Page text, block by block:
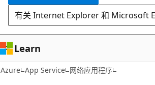
有关 Internet Explorer 和 Microsoft
Learn
Azure App Service 网络应用程序